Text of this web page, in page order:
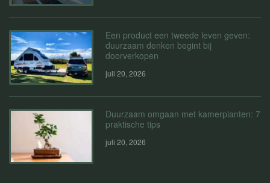
Een product een tweede leven geven:
duurzaam denken begint bij
doorverkopen
juli 20, 2026
Duurzaam omgaan met kamerplanten: 7
praktische tips
juli 20, 2026